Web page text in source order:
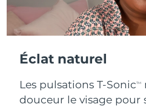
Éclat naturel
Les pulsations T-SonicTM
douceur le visage pour